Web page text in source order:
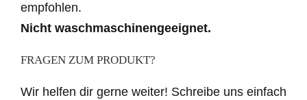
empfohlen.
Nicht waschmaschinengeeignet.
FRAGEN ZUM PRODUKT?
Wir helfen dir gerne weiter! Schreibe uns einfach